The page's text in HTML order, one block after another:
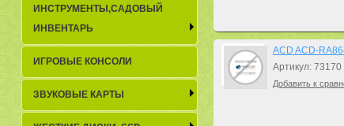
ACD ACD-
Артикул: 73170
Добавить к
ИНСТРУМЕНТЫ,САДОВЫЙ
ИНВЕНТАРЬ
ИГРОВЫЕ КОНСОЛИ
ЗВУКОВЫЕ КАРТЫ